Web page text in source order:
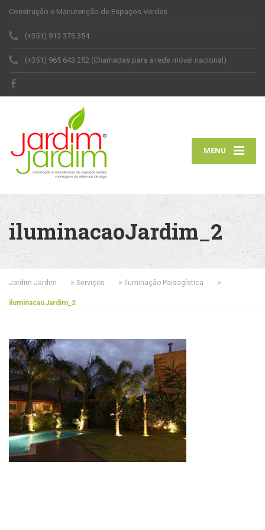
Construção e Manutenção de Espaços Verdes
(+351) 913 376 354
(+351) 965 643 252 (Chamadas para a rede móvel nacional)
MENU
iluminacaoJardim_2
Jardim Jardim > Serviços > Iluminação Paisagística >
iluminacaoJardim_2